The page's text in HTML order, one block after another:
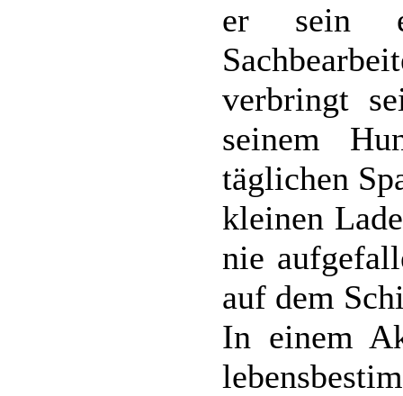
er sein
verbringt
seinem
täglichen
kleinen
nie
auf dem
In einem